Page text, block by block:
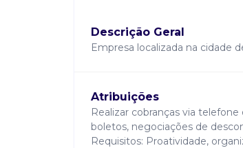
Descrição Geral
Empresa localizada na cidade
Atribuições
Realizar cobranças via
boletos, negociações de
Requisitos: Proatividade,